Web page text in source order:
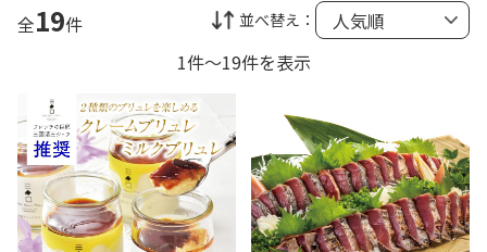
全19件 並べ替え：
1件～19件を表示